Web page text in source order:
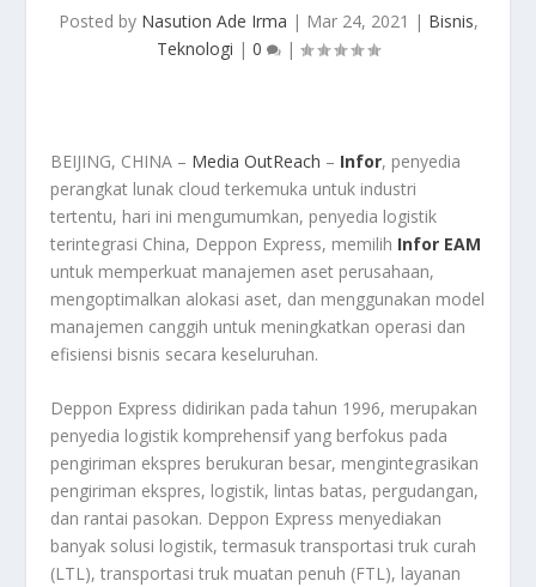
Posted by Nasution Ade Irma | Mar 24, 2021 | Bisnis,
Teknologi | 0 |
BEIJING, CHINA – Media OutReach – Infor, penyedia
perangkat lunak cloud terkemuka untuk industri
tertentu, hari ini mengumumkan, penyedia logistik
terintegrasi China, Deppon Express, memilih Infor EAM
untuk memperkuat manajemen aset perusahaan,
mengoptimalkan alokasi aset, dan menggunakan model
manajemen canggih untuk meningkatkan operasi dan
efisiensi bisnis secara keseluruhan.
Deppon Express didirikan pada tahun 1996, merupakan
penyedia logistik komprehensif yang berfokus pada
pengiriman ekspres berukuran besar, mengintegrasikan
pengiriman ekspres, logistik, lintas batas, pergudangan,
dan rantai pasokan. Deppon Express menyediakan
banyak solusi logistik, termasuk transportasi truk curah
(LTL), transportasi truk muatan penuh (FTL), layanan